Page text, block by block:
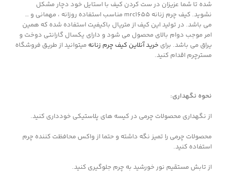
شده تا شما عزیزان در ست کردن کیف با استایل خود دچار مشکل
نشوید. کیف چرم زنانه mrc1655 مناسب استفاده روزانه ، مهمانی و …
می باشد. در تولید این کیف از متریال باکیفیت استفاده شده که همین
امر موجب دوام بالای محصول می شود و دارای یکسال گارانتی دوخت و
یراق می باشد. برای خرید آنلاین کیف چرم زنانه میتوانید از طریق فروشگاه
مسترچرم اقدام کنید.
نحوه نگهداری:
از نگهداری محصولات چرمی در کیسه های پلاستیکی خودداری کنید.
محصولات چرمی را تمیز نگه داشته و حتما از واکس محافظت کننده چرم
استفاده کنید.
از تابش مستقیم نور خورشید به چرم جلوگیری کنید.